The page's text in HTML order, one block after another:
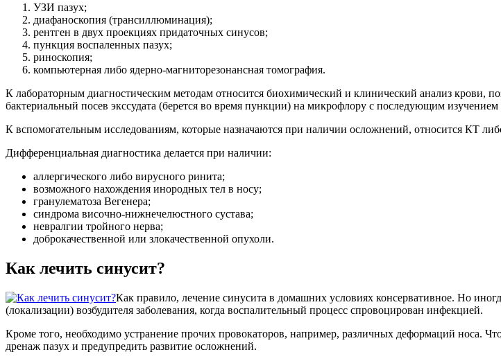
УЗИ пазух;
диафаноскопия (трансиллюминация);
рентген в двух проекциях придаточных синусов;
пункция воспаленных пазух;
риноскопия;
компьютерная либо ядерно-магниторезонансная томография.
К лабораторным диагностическим методам относится биохимический и клинический анализ крови,
бактериальный посев экссудата (берется во время пункции) на микрофлору с последующим
К вспомогательным исследованиям, которые назначаются при наличии осложнений, относится КТ
Дифференциальная диагностика делается при наличии:
аллергического либо вирусного ринита;
возможного нахождения инородных тел в носу;
гранулематоза Вегенера;
синдрома височно-нижнечелюстного сустава;
невралгии тройного нерва;
доброкачественной или злокачественной опухоли.
Как лечить синусит?
Как правило, лечение синусита в домашних условиях консервативное. Но
(локализации) возбудителя заболевания, когда воспалительный процесс спровоцирован инфекцией.
Кроме того, необходимо устранение прочих провокаторов, например, различных деформаций носа.
дренаж пазух и предупредить развитие осложнений.